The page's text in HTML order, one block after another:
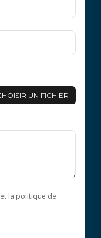
UN FICHIER
la politique de